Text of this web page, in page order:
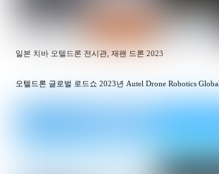
일본 치바 오텔드론 전시관, 재팬 드론 2023
오텔드론 글로벌 로드쇼 2023년 Autel Drone Robotics